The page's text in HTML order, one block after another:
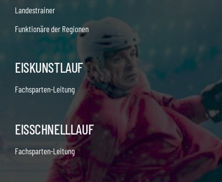
Landestrainer
Funktionäre der Regionen
EISKUNSTLAUF
Fachsparten-Leitung
EISSCHNELLLAUF
Fachsparten-Leitung